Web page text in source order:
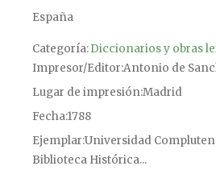
España
Categoría:Diccionarios y obras
Impresor/Editor Antonio de
Lugar de impresiónMadrid
Fecha1788
Ejemplar Universidad
Biblioteca Histórica...